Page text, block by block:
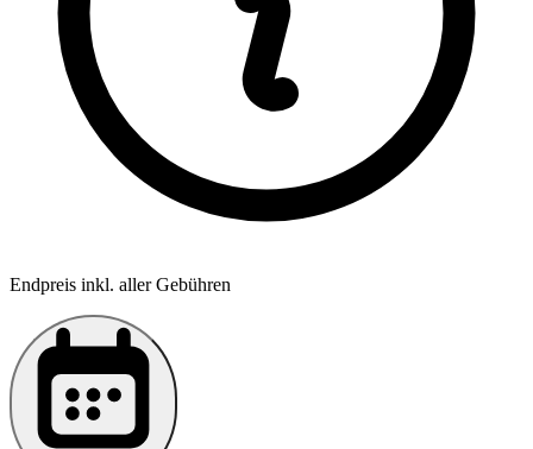
Endpreis inkl. aller Gebühren